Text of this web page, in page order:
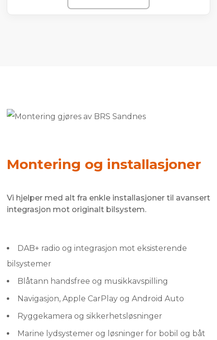
Montering og installasjoner
Vi hjelper med alt fra enkle installasjoner til avansert
integrasjon mot originalt bilsystem.
DAB+ radio og integrasjon mot eksisterende
bilsystemer
Blåtann handsfree og musikkavspilling
Navigasjon, Apple CarPlay og Android Auto
Ryggekamera og sikkerhetsløsninger
Marine lydsystemer og løsninger for bobil og båt